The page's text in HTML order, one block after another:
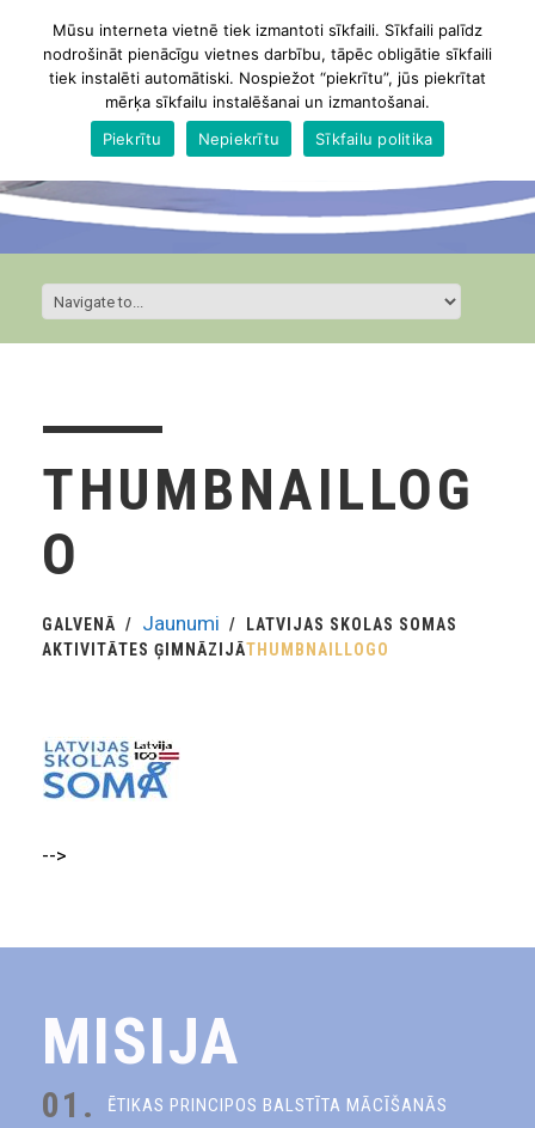
THUMBNAILLOG
O
GALVENĀ Jaunumi
LATVIJAS SKOLAS SOMAS
AKTIVITĀTES ĢIMNĀZIJĀTHUMBNAILLOGO
-->
MISIJA
01.
ĒTIKAS PRINCIPOS BALSTĪTA MĀCĪŠANĀS
Mūsu interneta vietnē tiek izmantoti sīkfaili. Sīkfaili palīdz
nodrošināt pienācīgu vietnes darbību, tāpēc obligātie sīkfaili
tiek instalēti automātiski. Nospiežot “piekrītu”, jūs piekrītat
mērķa sīkfailu instalēšanai un izmantošanai.
Piekrītu
Nepiekrītu Sīkfailu politika